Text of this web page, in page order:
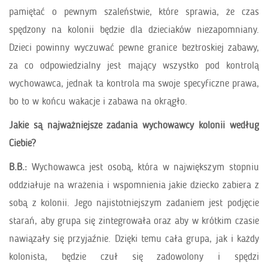
pamiętać o pewnym szaleństwie, które sprawia, że czas
spędzony na kolonii będzie dla dzieciaków niezapomniany.
Dzieci powinny wyczuwać pewne granice beztroskiej zabawy,
za co odpowiedzialny jest mający wszystko pod kontrolą
wychowawca, jednak ta kontrola ma swoje specyficzne prawa,
bo to w końcu wakacje i zabawa na okrągło.
Jakie są najważniejsze zadania wychowawcy kolonii według
Ciebie?
B.B.: Wychowawca jest osobą, która w największym stopniu
oddziałuje na wrażenia i wspomnienia jakie dziecko zabiera z
sobą z kolonii. Jego najistotniejszym zadaniem jest podjęcie
starań, aby grupa się zintegrowała oraz aby w krótkim czasie
nawiązały się przyjaźnie. Dzięki temu cała grupa, jak i każdy
kolonista, będzie czuł się zadowolony i spędzi